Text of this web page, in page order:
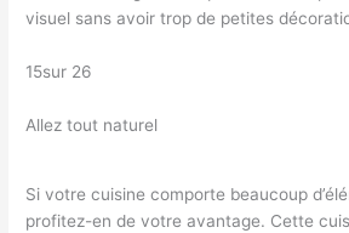
visuel sans avoir trop de petites
15sur 26
Allez tout naturel
Si votre cuisine comporte beaucoup
profitez-en de votre avantage. Cette